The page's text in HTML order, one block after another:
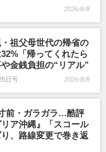
2026/8/8
・祖父母世代の帰省の
「帰ってくれたら
金銭負担の“リアル”
日号 2026/8/8
前・ガラガラ…酷評
ア沖縄』「スコール
、路線変更で巻き返